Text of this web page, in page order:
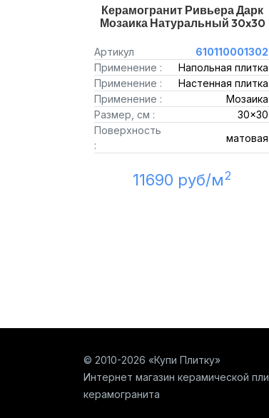
Керамогранит Ривьера Дарк
Мозаика Натуральный 30x30
Артикул
610110001302
Применение :
Напольная плитка
Применение :
Настенная плитка
Применение :
Мозаика
Размер, см :
30x30
Поверхность
:
матовая
11690 руб/м2
© 2010-2026 «Купи Плитку»
Интернет магазин керамической
керамогранита